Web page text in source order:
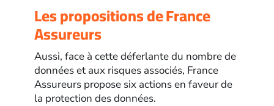
Les propositions de France
Assureurs
Aussi, face à cette déferlante du nombre de
données et aux risques associés, France
Assureurs propose six actions en faveur de
la protection des données.